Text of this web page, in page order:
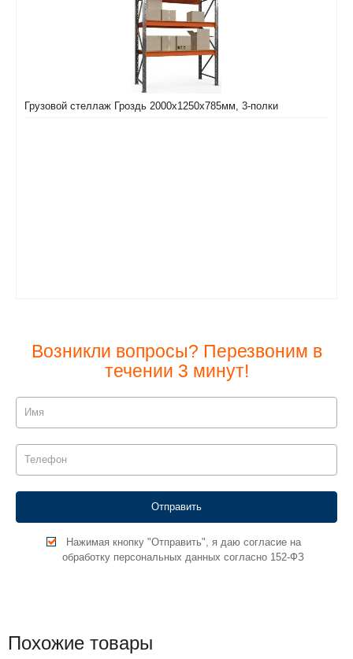
Грузовой стеллаж Гроздь 2000х1250х785мм, 3-полки
Возникли вопросы? Перезвоним в
течении 3 минут!
Нажимая кнопку "Отправить", я даю согласие на
обработку персональных данных согласно 152-ФЗ
Похожие товары